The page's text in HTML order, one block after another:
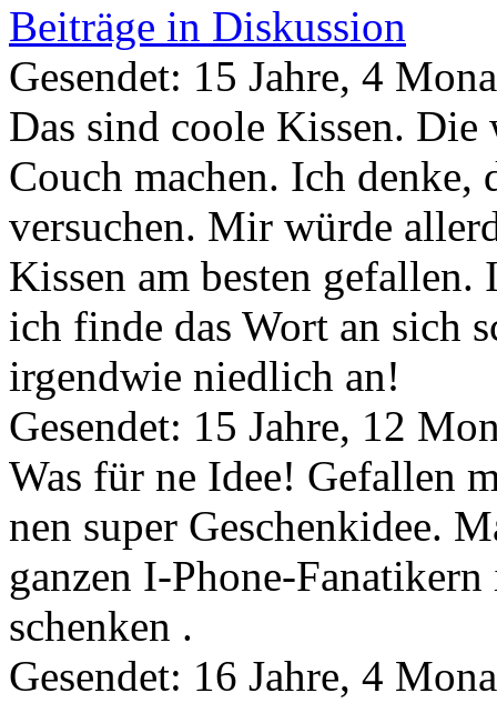
Beiträge in Diskussion
Gesendet: 15 Jahre, 4
Das sind coole Kissen.
Couch machen. Ich denke,
versuchen. Mir würde
Kissen am besten
ich finde das Wort an sich
irgendwie niedlich an!
Gesendet: 15 Jahre, 12
Was für ne Idee! Gefallen
nen super Geschenkidee.
ganzen I-Phone-
schenken .
Gesendet: 16 Jahre, 4